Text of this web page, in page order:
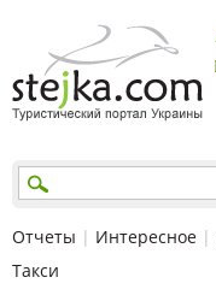
Отчеты | Интересное |
Такси